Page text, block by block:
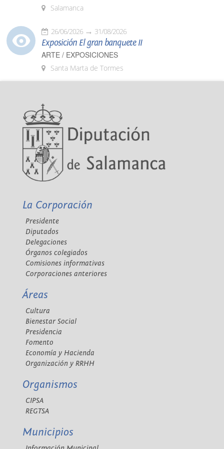
Salamanca
26/06/2026 31/08/2026
Exposición El gran banquete II
ARTE / EXPOSICIONES
Santa Marta de Tormes
La Corporación
Presidente
Diputados
Delegaciones
Órganos colegiados
Comisiones informativas
Corporaciones anteriores
Áreas
Cultura
Bienestar Social
Presidencia
Fomento
Economía y Hacienda
Organización y RRHH
Organismos
CIPSA
REGTSA
Municipios